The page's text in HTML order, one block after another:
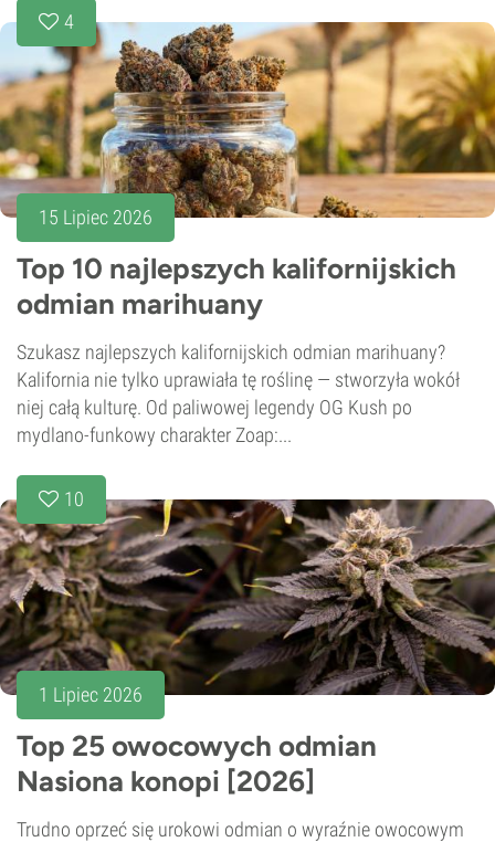
4
15 Lipiec 2026
Top 10 najlepszych kalifornijskich
odmian marihuany
Szukasz najlepszych kalifornijskich odmian marihuany?
Kalifornia nie tylko uprawiała tę roślinę — stworzyła wokół
niej całą kulturę. Od paliwowej legendy OG Kush po
mydlano-funkowy charakter Zoap:...
10
1 Lipiec 2026
Top 25 owocowych odmian
Nasiona konopi [2026]
Trudno oprzeć się urokowi odmian o wyraźnie owocowym